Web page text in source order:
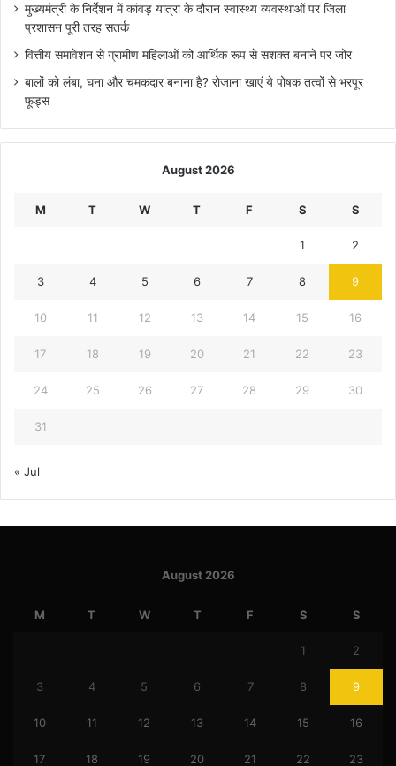
मुख्यमंत्री के निर्देशन में कांवड़ यात्रा के दौरान स्वास्थ्य व्यवस्थाओं पर जिला
प्रशासन पूरी तरह सतर्क
वित्तीय समावेशन से ग्रामीण महिलाओं को आर्थिक रूप से सशक्त बनाने पर जोर
बालों को लंबा, घना और चमकदार बनाना है? रोजाना खाएं ये पोषक तत्वों से भरपूर
फूड्स
August 2026
M T W T F S S
1 2
3 4 5 6 7 8 9
10 11 12 13 14 15 16
17 18 19 20 21 22 23
24 25 26 27 28 29 30
31
« Jul
August 2026
M T W T F S S
1 2
3 4 5 6 7 8 9
10 11 12 13 14 15 16
17 18 19 20 21 22 23